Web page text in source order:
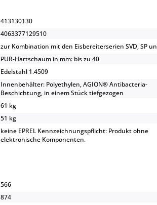
413130130
4063377129510
zur Kombination mit den Eisbereiterserien SVD, SP
PUR-Hartschaum in mm: bis zu 40
Edelstahl 1.4509
Innenbehälter: Polyethylen, AGION® Antibacteria-
Beschichtung, in einem Stück tiefgezogen
61 kg
51 kg
keine EPREL Kennzeichnungspflicht: Produkt ohne
elektronische Komponenten.
566
874